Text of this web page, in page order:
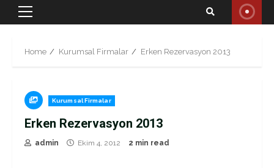
Primary
Home Kurumsal Firmalar Erken Rezervasyon 2013
Kurumsal Firmalar
Erken Rezervasyon 2013
admin Ekim 4, 2012 2 min read